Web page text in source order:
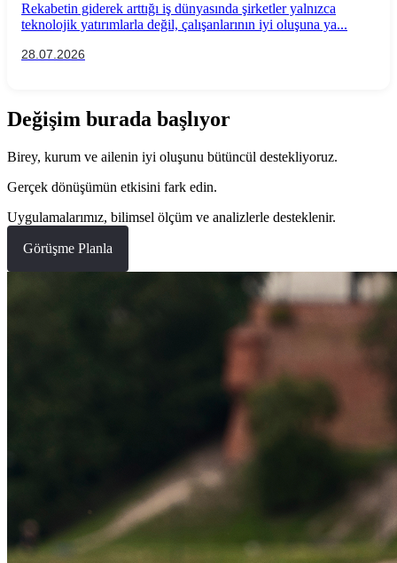
Uygulamaları
Rekabetin giderek arttığı iş dünyasında şirketler yalnızca
teknolojik yatırımlarla değil, çalışanlarının iyi oluşuna ya...
28.07.2026
Değişim burada başlıyor
Birey, kurum ve ailenin iyi oluşunu bütüncül destekliyoruz.
Gerçek dönüşümün etkisini fark edin.
Uygulamalarımız, bilimsel ölçüm ve analizlerle desteklenir.
Görüşme Planla